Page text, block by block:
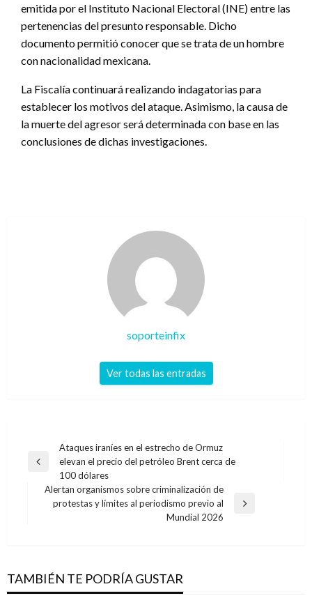
emitida por el Instituto Nacional Electoral (INE) entre las
pertenencias del presunto responsable. Dicho
documento permitió conocer que se trata de un hombre
con nacionalidad mexicana.
La Fiscalía continuará realizando indagatorias para
establecer los motivos del ataque. Asimismo, la causa de
la muerte del agresor será determinada con base en las
conclusiones de dichas investigaciones.
soporteinfix
Ver todas las entradas
Navegación
de
entradas
Entrada
Ataques iraníes en el estrecho de Ormuz
elevan el precio del petróleo Brent cerca de
100 dólares
Entrada
Alertan organismos sobre criminalización de
protestas y límites al periodismo previo al
Mundial 2026
TAMBIÉN TE PODRÍA GUSTAR